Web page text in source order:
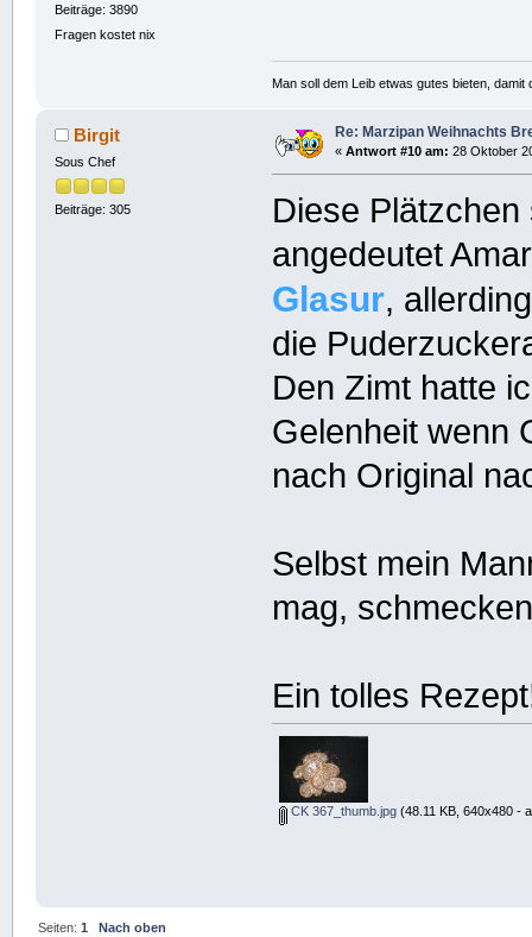
Beiträge: 3890
Fragen kostet nix
Man soll dem Leib etwas gutes bieten,
Birgit
Sous Chef
Beiträge: 305
Re: Marzipan Weihnachts
« Antwort #10 am: 28 Oktober
Diese
angedeutet
Glasur,
die
Den Zimt hatte
Gelenheit wenn
nach Original
Selbst mein
mag,
Ein tolles
CK 367_thumb.jpg(48.11 KB, 640x480 -
Seiten:1 Nach oben